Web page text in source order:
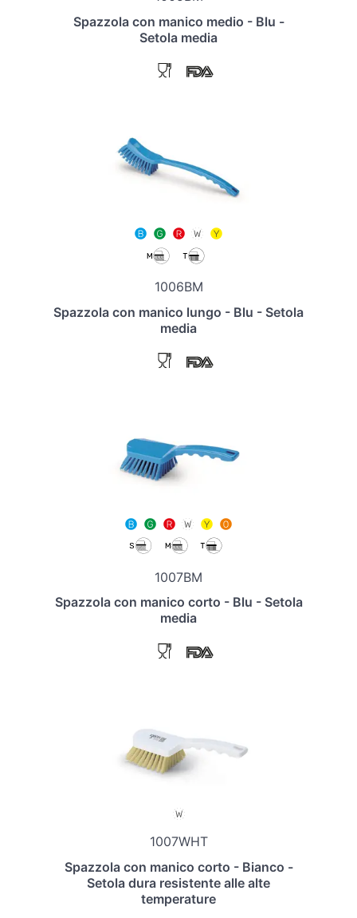
Spazzola con manico medio - Blu -
Setola media
1006BM
Spazzola con manico lungo - Blu - Setola
media
1007BM
Spazzola con manico corto - Blu - Setola
media
1007WHT
Spazzola con manico corto - Bianco -
Setola dura resistente alle alte
temperature